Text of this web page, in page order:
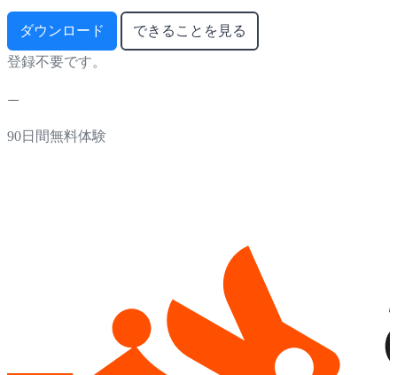
ダウンロード できることを見る
登録不要です。
90日間無料体験